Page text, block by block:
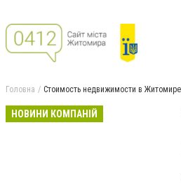
Головна Стоимость недвижимости в
НОВИНИ КОМПАНІЙ